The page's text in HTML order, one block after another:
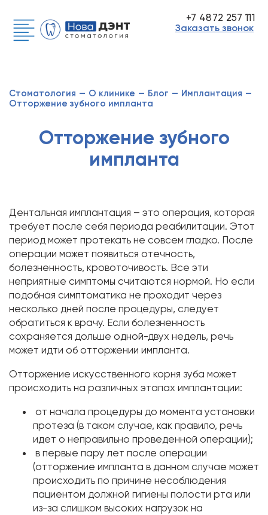
+7 4872 257 111
Заказать звонок
Стоматология — О клинике — Блог — Имплантация —
Отторжение зубного импланта
Отторжение зубного
импланта
Дентальная имплантация – это операция, которая
требует после себя периода реабилитации. Этот
период может протекать не совсем гладко. После
операции может появиться отечность,
болезненность, кровоточивость. Все эти
неприятные симптомы считаются нормой. Но если
подобная симптоматика не проходит через
несколько дней после процедуры, следует
обратиться к врачу. Если болезненность
сохраняется дольше одной-двух недель, речь
может идти об отторжении импланта.
Отторжение искусственного корня зуба может
происходить на различных этапах имплантации:
от начала процедуры до момента установки
протеза (в таком случае, как правило, речь
идет о неправильно проведенной операции);
в первые пару лет после операции
(отторжение импланта в данном случае может
происходить по причине несоблюдения
пациентом должной гигиены полости рта или
из-за слишком высоких нагрузок на